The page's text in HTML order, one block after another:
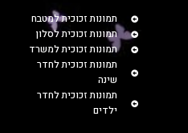
תמונות זכוכית למטבח
תמונות זכוכית לסלון
תמונות זכוכית למשרד
תמונות זכוכית לחדר
שינה
תמונות זכוכית לחדר
ילדים